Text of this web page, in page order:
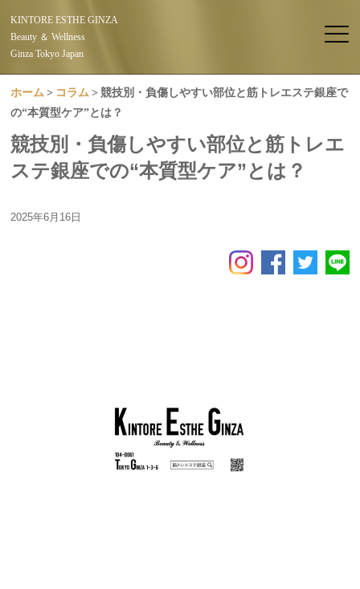
KINTORE ESTHE GINZA
Beauty ＆ Wellness
Ginza Tokyo Japan
ホーム コラム
競技別・負傷しやすい部位と筋トレエステ銀座で
の“本質型ケア”とは？
競技別・負傷しやすい部位と筋トレエ
ステ銀座での“本質型ケア”とは？
2025年6月16日